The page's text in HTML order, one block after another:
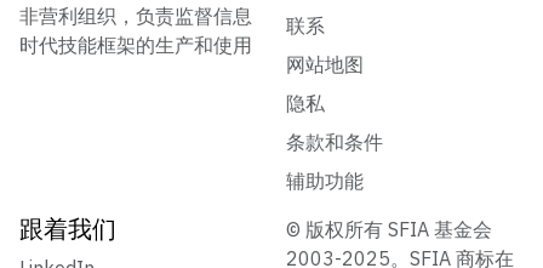
非营利组织，负责监督信息
时代技能框架的生产和使用
联系
网站地图
隐私
条款和条件
辅助功能
跟着我们
© 版权所有 SFIA 基金会
2003-2025。SFIA 商标在